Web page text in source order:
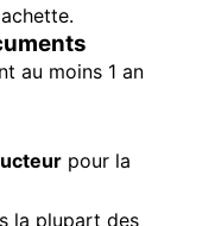
au moins 1 an
pour la
la plupart des